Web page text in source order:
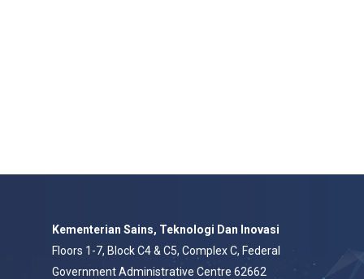
Kementerian Sains, Teknologi Dan Inovasi
Floors 1-7, Block C4 & C5, Complex C, Federal
Government Administrative Centre 62662